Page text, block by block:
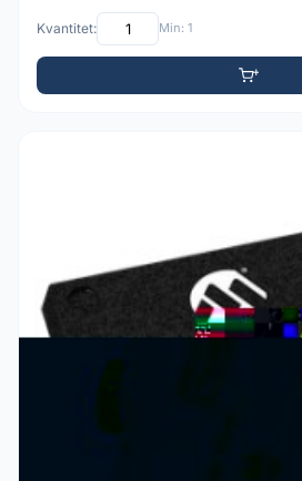
Kvantitet: Min: 1